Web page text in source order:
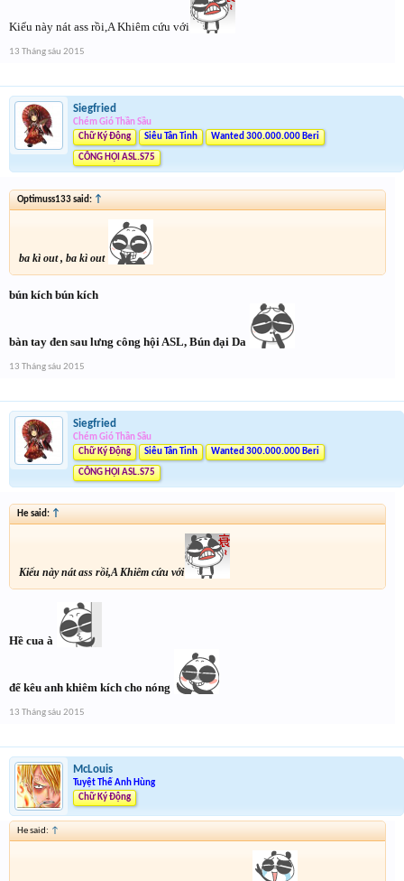
Kiểu này nát ass rồi,A Khiêm cứu với
13 Tháng sáu 2015
Siegfried
Chém Gió Thần Sầu
Chữ Ký Động
Siêu Tân Tinh Wanted 300.000.000 Beri
CÔNG HỘI ASL.S75
Optimuss133 said: ↑
ba kì out , ba kì out
bún kích bún kích
bàn tay đen sau lưng công hội ASL, Bún đại Da
13 Tháng sáu 2015
Siegfried
Chém Gió Thần Sầu
Chữ Ký Động
Siêu Tân Tinh Wanted 300.000.000 Beri
CÔNG HỘI ASL.S75
He said: ↑
Kiểu này nát ass rồi,A Khiêm cứu với
Hề cua à
để kêu anh khiêm kích cho nóng
13 Tháng sáu 2015
McLouis
Tuyệt Thế Anh Hùng
Chữ Ký Động
He said: ↑